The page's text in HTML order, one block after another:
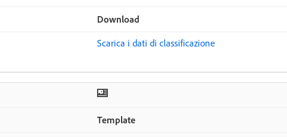
Download
Scarica i dati di classificazione
Template